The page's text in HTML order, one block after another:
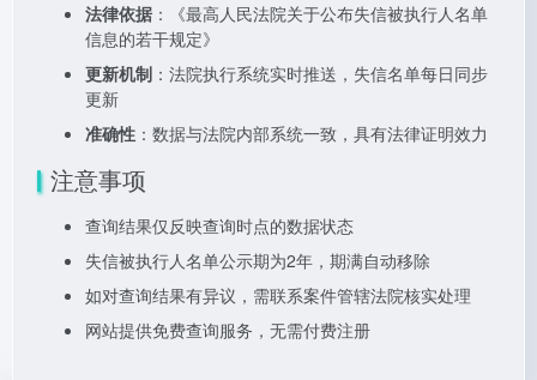
法律依据 ：《最高人民法院关于公布失信被执行人名单
信息的若干规定》
更新机制 ：法院执行系统实时推送，失信名单每日同步
更新
准确性 ：数据与法院内部系统一致，具有法律证明效力
注意事项
查询结果仅反映查询时点的数据状态
失信被执行人名单公示期为2年，期满自动移除
如对查询结果有异议，需联系案件管辖法院核实处理
网站提供免费查询服务，无需付费注册